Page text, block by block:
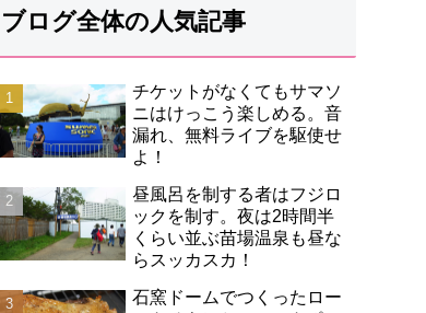
ブログ全体の人気記事
チケットがなくてもサマソ
ニはけっこう楽しめる。音
漏れ、無料ライブを駆使せ
よ！
昼風呂を制する者はフジロ
ックを制す。夜は2時間半
くらい並ぶ苗場温泉も昼な
らスッカスカ！
石窯ドームでつくったロー